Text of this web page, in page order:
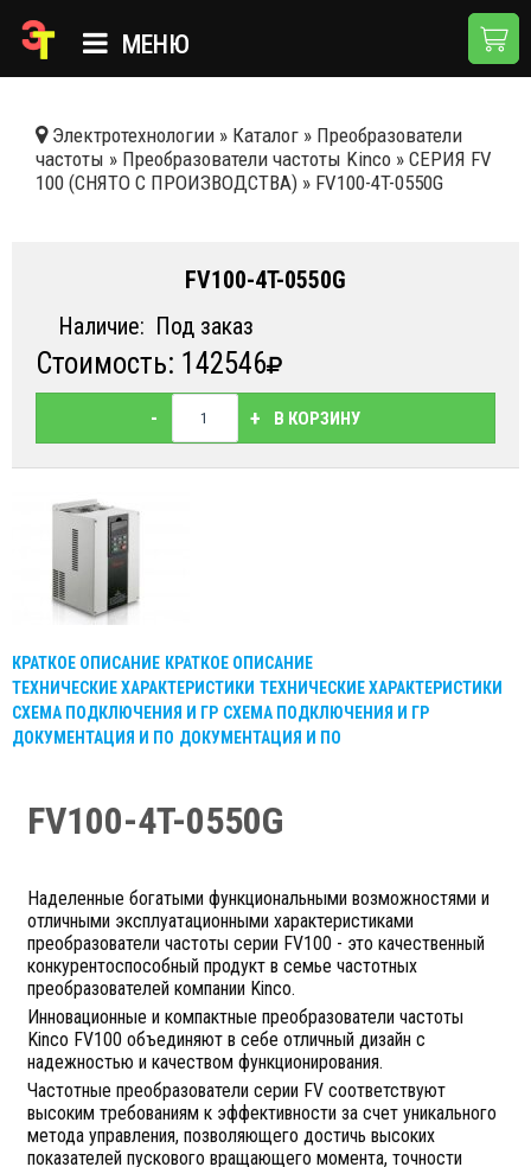
МЕНЮ
КАТАЛОГ
НОВОСТИ
ДОСТАВКА И ОПЛАТА
КОНТАКТЫ
Электротехнологии » Каталог » Преобразователи
частоты » Преобразователи частоты Kinco » СЕРИЯ FV
100 (СНЯТО С ПРОИЗВОДСТВА) » FV100-4T-0550G
FV100-4T-0550G
Наличие: Под заказ
Стоимость: 142546
- + В КОРЗИНУ
КРАТКОЕ ОПИСАНИЕ КРАТКОЕ ОПИСАНИЕ
ТЕХНИЧЕСКИЕ ХАРАКТЕРИСТИКИ ТЕХНИЧЕСКИЕ ХАРАКТЕРИСТИКИ
СХЕМА ПОДКЛЮЧЕНИЯ И ГР СХЕМА ПОДКЛЮЧЕНИЯ И ГР
ДОКУМЕНТАЦИЯ И ПО ДОКУМЕНТАЦИЯ И ПО
FV100-4T-0550G
Наделенные богатыми функциональными возможностями и
отличными эксплуатационными характеристиками
преобразователи частоты серии FV100 - это качественный
конкурентоспособный продукт в семье частотных
преобразователей компании Kinco.
Инновационные и компактные преобразователи частоты
Kinco FV100 объединяют в себе отличный дизайн с
надежностью и качеством функционирования.
Частотные преобразователи серии FV соответствуют
высоким требованиям к эффективности за счет уникального
метода управления, позволяющего достичь высоких
показателей пускового вращающего момента, точности